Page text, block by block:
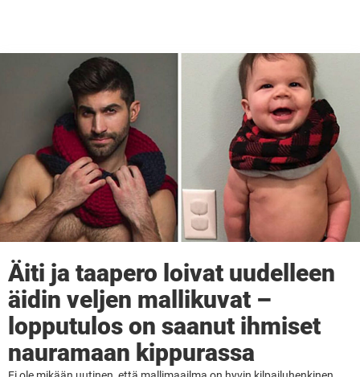
Äiti ja taapero loivat uudelleen
äidin veljen mallikuvat –
lopputulos on saanut ihmiset
nauramaan kippurassa